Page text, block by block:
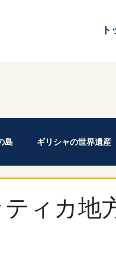
ト
島 ギリシャの世界遺産
ィカ地